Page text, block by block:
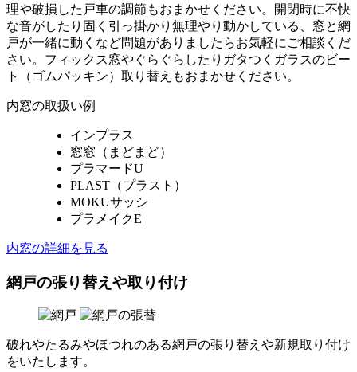
理や破損した戸車の調節もおまかせください。開閉時に不快
な音がしたり固く引っ掛かり無理やり動かしている、窓と網
戸が一緒に動くなど問題がありましたらお気軽にご相談くだ
さい。フィックス窓やぐらぐらしたりガタつくガラスのビー
ト（ゴムパッキン）取り替えもおまかせください。
内窓の取扱い例
インプラス
窓窓（まどまど）
プラマードU
PLAST（プラスト）
MOKUサッシ
プラメイクE
内窓の詳細を見る
網戸の張り替えや取り付け
破れやたるみやほつれのある網戸の張り替えや新規取り付け
をいたします。